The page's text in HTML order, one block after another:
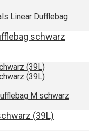
Linear Dufflebag
schwarz
M schwarz
(39L)